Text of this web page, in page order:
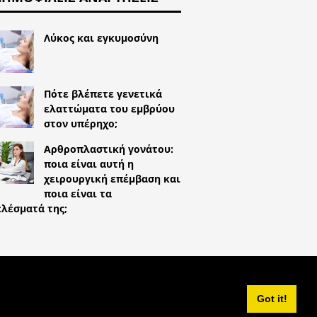
Got it!
Λύκος και εγκυμοσύνη
Πότε βλέπετε γενετικά
ελαττώματα του εμβρύου
στον υπέρηχο;
Αρθροπλαστική γονάτου:
ποια είναι αυτή η
χειρουργική επέμβαση και
ποια είναι τα
της;